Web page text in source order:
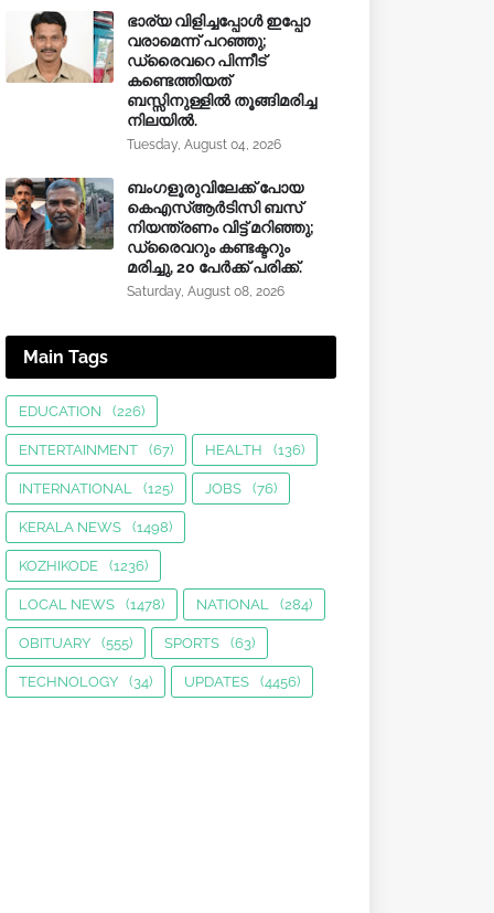
ഭാര്യ വിളിച്ചപ്പോള്‍ ഇപ്പോ
വരാമെന്ന് പറഞ്ഞു;
ഡ്രൈവറെ പിന്നീട്
കണ്ടെത്തിയത്
ബസ്സിനുള്ളില്‍ തൂങ്ങിമരിച്ച
നിലയിൽ.
Tuesday, August 04, 2026
ബംഗളൂരുവിലേക്ക് പോയ
കെഎസ്ആർടിസി ബസ്
നിയന്ത്രണം വിട്ട് മറിഞ്ഞു;
ഡ്രൈവറും കണ്ടക്ടറും
മരിച്ചു, 20 പേർക്ക് പരിക്ക്.
Saturday, August 08, 2026
Main Tags
EDUCATION (226)
ENTERTAINMENT (67) HEALTH (136)
INTERNATIONAL (125) JOBS (76)
KERALA NEWS (1498)
KOZHIKODE (1236)
LOCAL NEWS (1478) NATIONAL (284)
OBITUARY (555) SPORTS (63)
TECHNOLOGY (34) UPDATES (4456)